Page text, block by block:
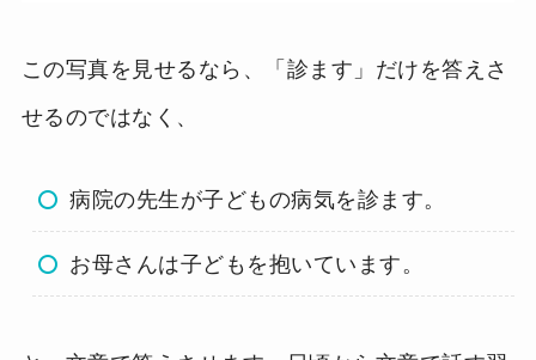
この写真を見せるなら、「診ます」だけを答えさ
せるのではなく、
病院の先生が子どもの病気を診ます。
お母さんは子どもを抱いています。